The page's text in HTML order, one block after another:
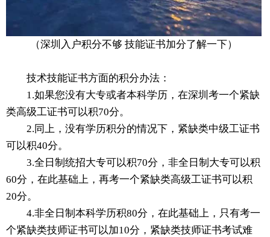
（深圳入户积分不够 技能证书加分了解一下）
技术技能证书方面的积分办法：
1.如果您没有大专或者本科学历，在深圳考一个紧缺
类高级工证书可以积70分。
2.同上，没有学历积分的情况下，紧缺类中级工证书
可以积40分。
3.全日制统招大专可以积70分，非全日制大专可以积
60分，在此基础上，再考一个紧缺类高级工证书可以积
20分。
4.非全日制本科学历积80分，在此基础上，只有考一
个紧缺类技师证书可以加10分，紧缺类技师证书考试难